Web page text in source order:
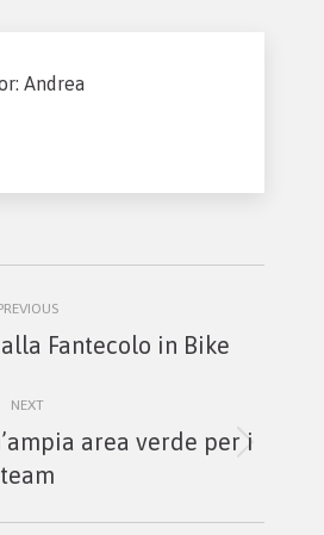
Andrea
Previous
Fantecolo in Bike
NEXT
Next
post:
area verde per i
team